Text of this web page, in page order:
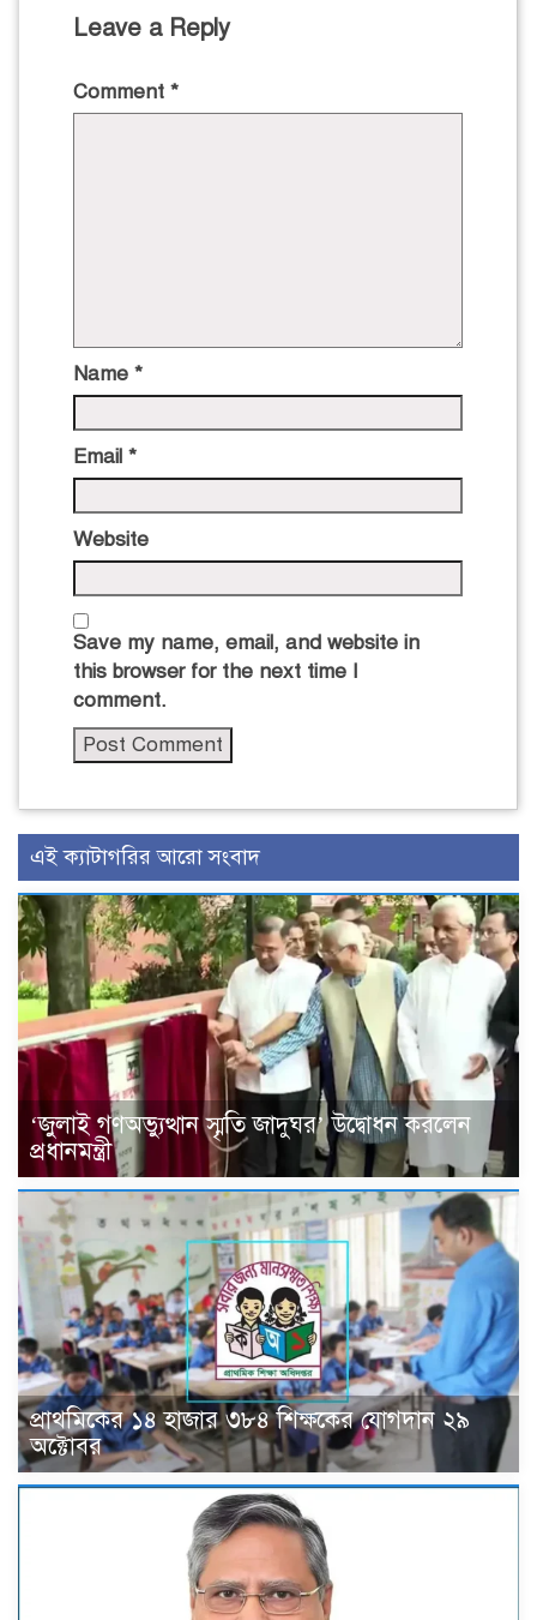
Leave a Reply
Comment *
Name *
Email *
Website
Save my name, email, and website in
this browser for the next time I
comment.
এই ক্যাটাগরির আরো সংবাদ
‘জুলাই গণঅভ্যুত্থান স্মৃতি জাদুঘর’ উদ্বোধন করলেন
প্রধানমন্ত্রী
প্রাথমিকের ১৪ হাজার ৩৮৪ শিক্ষকের যোগদান ২৯
অক্টোবর